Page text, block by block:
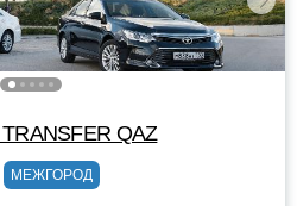
QАZ
МЕЖГОРОД